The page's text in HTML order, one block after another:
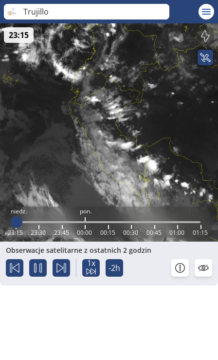
Trujillo
niedz. pon.
23:15 23:30 23:45 00:00 00:15 00:30 00:45 01:00 01:15
23:15
Obserwacje satelitarne z ostatnich 2 godzin
1x -2h